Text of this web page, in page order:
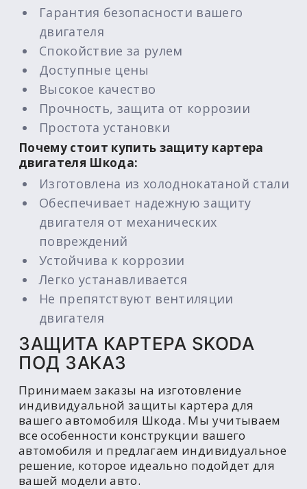
Гарантия безопасности вашего
двигателя
Спокойствие за рулем
Доступные цены
Высокое качество
Прочность, защита от коррозии
Простота установки
Почему стоит купить защиту картера
двигателя Шкода:
Изготовлена из холоднокатаной стали
Обеспечивает надежную защиту
двигателя от механических
повреждений
Устойчива к коррозии
Легко устанавливается
Не препятствуют вентиляции
двигателя
ЗАЩИТА КАРТЕРА SKODA
ПОД ЗАКАЗ
Принимаем заказы на изготовление
индивидуальной защиты картера для
вашего автомобиля Шкода. Мы учитываем
все особенности конструкции вашего
автомобиля и предлагаем индивидуальное
решение, которое идеально подойдет для
вашей модели авто.